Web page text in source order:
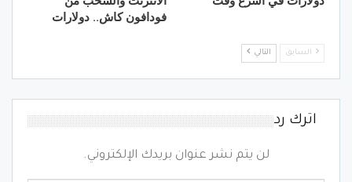
فودافون كاش.. دولارات
السابق التالي
اترك رد
لن يتم نشر عنوان بريدك الإلكتروني.